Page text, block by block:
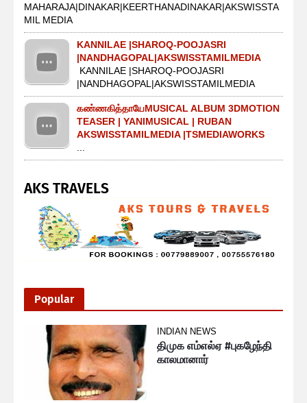
MAHARAJA|DINAKAR|KEERTHANADINAKAR|AKSWISSTA
MIL MEDIA
KANNILAE |SHAROQ-POOJASRI
|NANDHAGOPAL|AKSWISSTAMILMEDIA
KANNILAE |SHAROQ-POOJASRI
|NANDHAGOPAL|AKSWISSTAMILMEDIA
கண்ணகித்தாயேMUSICAL ALBUM 3DMOTION
TEASER | YANIMUSICAL | RUBAN
AKSWISSTAMILMEDIA |TSMEDIAWORKS
AKS TRAVELS
Popular
INDIAN NEWS
திமுக எம்எல்ஏ #புகழேந்தி
காலமானார்